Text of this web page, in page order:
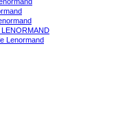
Lenormand